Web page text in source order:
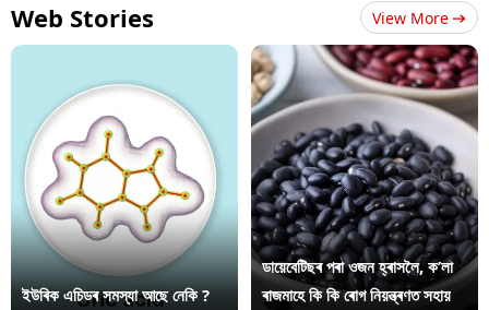
Web Stories View More
ইউৰিক এচিডৰ সমস্যা আছে নেকি ?
ডায়েবেটিছৰ পৰা ওজন হ্ৰাসলৈ, ক’লা
ৰাজমাহে কি কি ৰোগ নিয়ন্ত্ৰণত সহায়